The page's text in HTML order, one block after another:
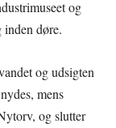
og
inden døre.
og udsigten
mens
og slutter